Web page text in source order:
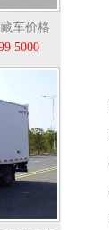
车价格
5000